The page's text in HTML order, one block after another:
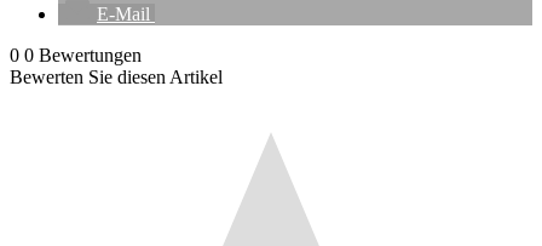
E-Mail
0 0 Bewertungen
Bewerten Sie diesen Artikel